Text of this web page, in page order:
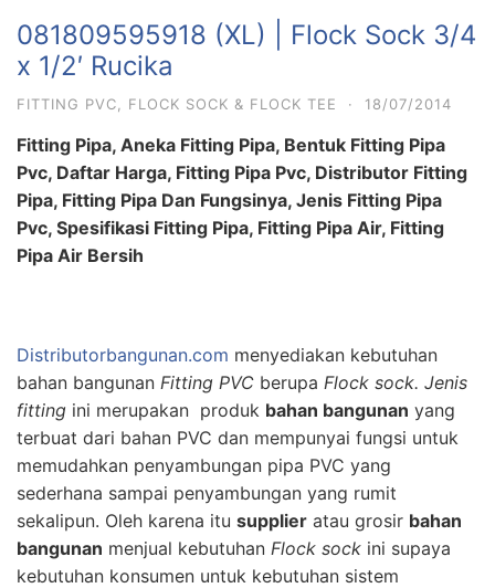
081809595918 (XL) | Flock Sock 3/4
x 1/2′ Rucika
FITTING PVC FLOCK SOCK & FLOCK TEE · 18/07/2014
Fitting Pipa, Aneka Fitting Pipa, Bentuk Fitting Pipa
Pvc, Daftar Harga, Fitting Pipa Pvc, Distributor Fitting
Pipa, Fitting Pipa Dan Fungsinya, Jenis Fitting Pipa
Pvc, Spesifikasi Fitting Pipa, Fitting Pipa Air, Fitting
Pipa Air Bersih
Distributorbangunan.com menyediakan kebutuhan
bahan bangunan Fitting PVC berupa Flock sock. Jenis
fitting ini merupakan produk bahan bangunan yang
terbuat dari bahan PVC dan mempunyai fungsi untuk
memudahkan penyambungan pipa PVC yang
sederhana sampai penyambungan yang rumit
sekalipun. Oleh karena itu supplier atau grosir bahan
bangunan menjual kebutuhan Flock sock ini supaya
kebutuhan konsumen untuk kebutuhan sistem